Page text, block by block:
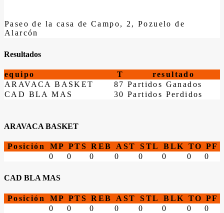
Paseo de la casa de Campo, 2, Pozuelo de
Alarcón
Resultados
equipo T
resultado
ARAVACA BASKET
87 Partidos Ganados
CAD BLA MAS
30 Partidos Perdidos
ARAVACA BASKET
Posición MP PTS REB AST STL BLK TO PF
0
0 0 0 0 0 0 0
CAD BLA MAS
Posición MP PTS REB AST STL BLK TO PF
0
0 0 0 0 0 0 0